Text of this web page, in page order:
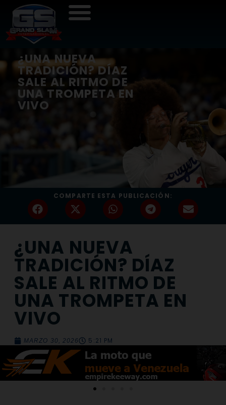
¿UNA NUEVA
TRADICIÓN? DÍAZ
SALE AL RITMO DE
UNA TROMPETA EN
VIVO
COMPARTE ESTA PUBLICACIÓN:
¿UNA NUEVA
TRADICIÓN? DÍAZ
SALE AL RITMO DE
UNA TROMPETA EN
VIVO
MARZO 30, 2026 5:21 PM